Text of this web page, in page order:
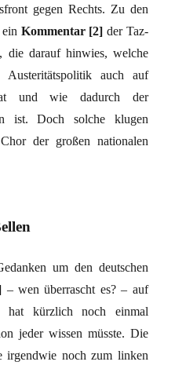
gegen Rechts. Zu den
Kommentar [2] der Taz-
die darauf hinwies, welche
Austeritätspolitik auch auf
und wie dadurch der
ist. Doch solche klugen
der großen nationalen
um den deutschen
– wen überrascht es? – auf
hat kürzlich noch einmal
jeder wissen müsste. Die
irgendwie noch zum linken